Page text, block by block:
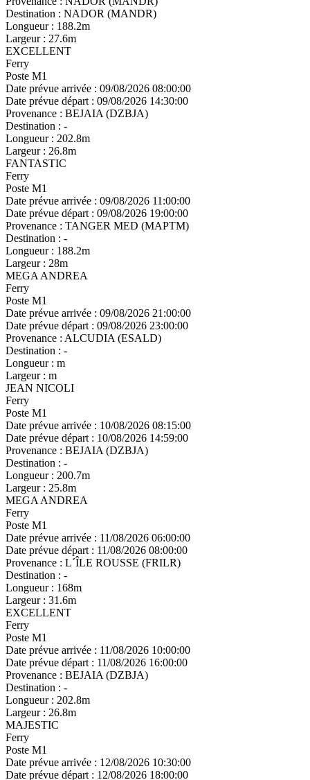
Destination : NADOR (MANDR)
Longueur : 188.2m
Largeur : 27.6m
EXCELLENT
Ferry
Poste M1
Date prévue arrivée : 09/08/2026 08:00:00
Date prévue départ : 09/08/2026 14:30:00
Provenance : BEJAIA (DZBJA)
Destination : -
Longueur : 202.8m
Largeur : 26.8m
FANTASTIC
Ferry
Poste M1
Date prévue arrivée : 09/08/2026 11:00:00
Date prévue départ : 09/08/2026 19:00:00
Provenance : TANGER MED (MAPTM)
Destination : -
Longueur : 188.2m
Largeur : 28m
MEGA ANDREA
Ferry
Poste M1
Date prévue arrivée : 09/08/2026 21:00:00
Date prévue départ : 09/08/2026 23:00:00
Provenance : ALCUDIA (ESALD)
Destination : -
Longueur : m
Largeur : m
JEAN NICOLI
Ferry
Poste M1
Date prévue arrivée : 10/08/2026 08:15:00
Date prévue départ : 10/08/2026 14:59:00
Provenance : BEJAIA (DZBJA)
Destination : -
Longueur : 200.7m
Largeur : 25.8m
MEGA ANDREA
Ferry
Poste M1
Date prévue arrivée : 11/08/2026 06:00:00
Date prévue départ : 11/08/2026 08:00:00
Provenance : L´ÎLE ROUSSE (FRILR)
Destination : -
Longueur : 168m
Largeur : 31.6m
EXCELLENT
Ferry
Poste M1
Date prévue arrivée : 11/08/2026 10:00:00
Date prévue départ : 11/08/2026 16:00:00
Provenance : BEJAIA (DZBJA)
Destination : -
Longueur : 202.8m
Largeur : 26.8m
MAJESTIC
Ferry
Poste M1
Date prévue arrivée : 12/08/2026 10:30:00
Date prévue départ : 12/08/2026 18:00:00